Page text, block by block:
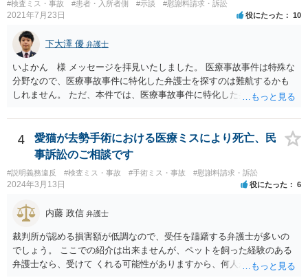
#検査ミス・事故 #患者・入所者側 #示談 #慰謝料請求・訴訟
2021年7月23日 役にたった 10
下大澤 優 弁護士
いよかん 様 メッセージを拝見いたしました。 医療事故事件は特殊な
分野なので、医療事故事件に特化した弁護士を探すのは難航するかも
しれません。 ただ、本件では、医療事故事件に特化した弁護士でなく
の過失（医療ミス）の立証なのですが、本件では過失自体には争いが
ないため、損害額の立証が主なポイントになります。 損害額に立証に
関しては、交通事故事件と同様の発想で考えればよいので、対応でき
る弁護士は多いと思います。 今後の交渉については、ご自身で対応さ
れることも可能ではありますが、相手方保険会社は容易に増額に応じ
ない（多少の増額はあり得るとしても、裁判基準での和解は難しい）
と思われます。 弁護士が介入することにより提示額が大きく変わるこ
とは多々あるため、可能であれば弁護士に依頼した上での交渉をお勧
めしたいところです。
4
愛猫が去勢手術における医療ミスにより死亡、民
事訴訟のご相談です
#説明義務違反 #検査ミス・事故 #手術ミス・事故 #慰謝料請求・訴訟
2024年3月13日 役にたった 6
内藤 政信 弁護士
裁判所が認める損害額が低調なので、受任を躊躇する弁護士が多いの
でしょう。 ここでの紹介は出来ませんが、ペットを飼った経験のある
弁護士なら、受けて くれる可能性がありますから、何人か問い合わせ